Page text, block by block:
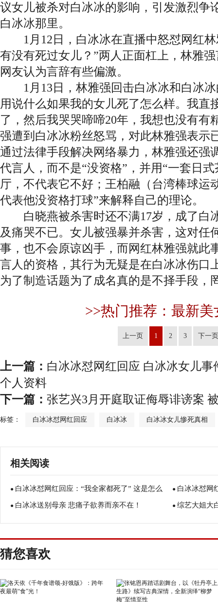
议女儿被杀对白冰冰的影响，引发激烈争
白冰冰那里。
1月12日，白冰冰在直播中怒怼网红林
有没有死过女儿？”两人正面杠上，林雅
网友认为言辞有些偏激。
1月13日，林雅强回击白冰冰和白冰冰
用说什么如果我的女儿死了怎么样。我直
了，然后我哭哭啼啼20年，我想也没有有
强遭到白冰冰粉丝怒骂，对此林雅强表示
通过法律手段解决网络暴力，林雅强还强
代言人，而不是“没资格”，并用“一套日
厅，不代表它不好；王柏融（台湾棒球运
代表他没资格打球”来解释自己的理论。
白晓燕被杀害时还不满17岁，成了白
及痛哭不已。女儿被强暴并杀害，这对任
事，也不会原谅凶手，而网红林雅强就此
言人的资格，其行为无疑是在白冰冰伤口
为了制造话题为了成名真的是不择手段，
>>热门推荐：最新美
上一页 1 2 3 下一页
上一篇： 白冰冰怼网红回应 白冰冰女儿
个人资料
下一篇： 张艺兴3月开庭取证侮辱诽谤案
标签： 白冰冰怼网红回应 白冰冰 白冰冰女儿惨死真相
相关阅读
● 白冰冰怼网红回应：“我全家都死了” 这是怎么
回事呢？
● 白冰冰怼网
事？ 白冰冰
● 白冰冰送别母亲 悲痛子欲养而亲不在！ ● 综艺大姐大
使陈孝志送祝
猜您喜欢